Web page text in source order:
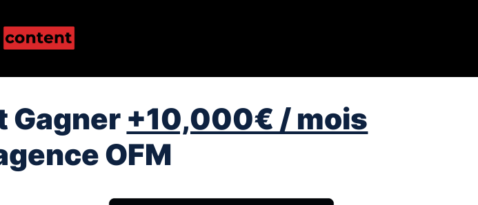
Gagner +10,000€ / mois
OFM